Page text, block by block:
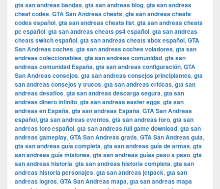
gta san andreas bandas, gta san andreas blog, gta san andreas
cheat codes, GTA San Andreas cheats, gta san andreas cheats
codes español, gta san andreas cheats list, gta san andreas cheats
pc español, gta san andreas cheats ps4 español, gta san andreas
cheats switch español, gta san andreas cheats xbox español, GTA
San Andreas coches, gta san andreas coches voladores, gta san
andreas coleccionables, gta san andreas comunidad, gta san
andreas comunidad España, gta san andreas configuración, GTA
San Andreas consejos, gta san andreas consejos principiantes, gta
san andreas consejos y trucos, gta san andreas críticas, gta san
andreas desafíos, gta san andreas descarga segura, gta san
andreas dinero infinito, gta san andreas easter eggs, gta san
andreas en España, gta san andreas España, GTA San Andreas
español, gta san andreas eventos, gta san andreas foro, gta san
andreas foro español, gta san andreas full game download, gta san
andreas gameplay, GTA San Andreas gratis, GTA San Andreas guía,
gta san andreas guía completa, gta san andreas guía de armas, gta
san andreas guía misiones, gta san andreas guías paso a paso, gta
san andreas historia, gta san andreas historia completa, gta san
andreas historia personajes, gta san andreas jetpack, gta san
andreas logros, GTA San Andreas mapa, gta san andreas mapa